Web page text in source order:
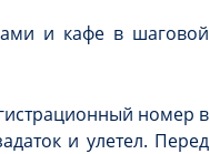
и кафе в шаговой
номер в
и улетел. Перед